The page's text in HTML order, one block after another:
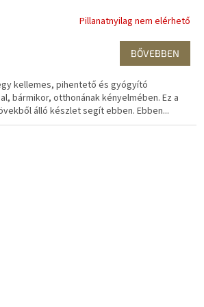
Pillanatnyilag nem elérhető
BŐVEBBEN
kellemes, pihentető és gyógyító
bármikor, otthonának kényelmében. Ez a
álló készlet segít ebben. Ebben...